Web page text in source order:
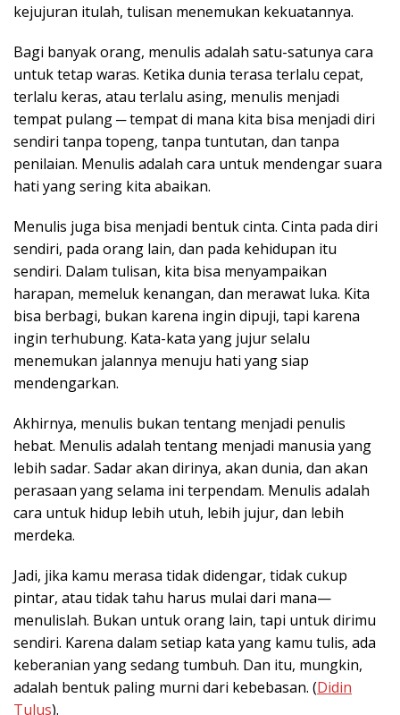
kejujuran itulah, tulisan menemukan kekuatannya.
Bagi banyak orang, menulis adalah satu-satunya cara
untuk tetap waras. Ketika dunia terasa terlalu cepat,
terlalu keras, atau terlalu asing, menulis menjadi
tempat pulang ─ tempat di mana kita bisa menjadi diri
sendiri tanpa topeng, tanpa tuntutan, dan tanpa
penilaian. Menulis adalah cara untuk mendengar suara
hati yang sering kita abaikan.
Menulis juga bisa menjadi bentuk cinta. Cinta pada diri
sendiri, pada orang lain, dan pada kehidupan itu
sendiri. Dalam tulisan, kita bisa menyampaikan
harapan, memeluk kenangan, dan merawat luka. Kita
bisa berbagi, bukan karena ingin dipuji, tapi karena
ingin terhubung. Kata-kata yang jujur selalu
menemukan jalannya menuju hati yang siap
mendengarkan.
Akhirnya, menulis bukan tentang menjadi penulis
hebat. Menulis adalah tentang menjadi manusia yang
lebih sadar. Sadar akan dirinya, akan dunia, dan akan
perasaan yang selama ini terpendam. Menulis adalah
cara untuk hidup lebih utuh, lebih jujur, dan lebih
merdeka.
Jadi, jika kamu merasa tidak didengar, tidak cukup
pintar, atau tidak tahu harus mulai dari mana—
menulislah. Bukan untuk orang lain, tapi untuk dirimu
sendiri. Karena dalam setiap kata yang kamu tulis, ada
keberanian yang sedang tumbuh. Dan itu, mungkin,
adalah bentuk paling murni dari kebebasan. (Didin
Tulus).